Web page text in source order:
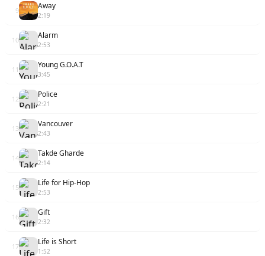
9 Away
2:19
10 Alarm
2:53
11 Young G.O.A.T
3:45
12 Police
2:21
13 Vancouver
2:43
14 Takde Gharde
2:14
15 Life for Hip-Hop
2:53
16 Gift
2:32
17 Life is Short
1:52